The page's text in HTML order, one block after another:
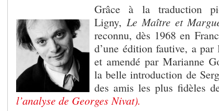
Grâce à la traduction
Ligny, Le Maître et
reconnu, dès 1968 en
d’une édition fautive, a
et amendé par Marianne
la belle introduction de
des amis les plus fidèles
l’analyse de Georges Nivat).